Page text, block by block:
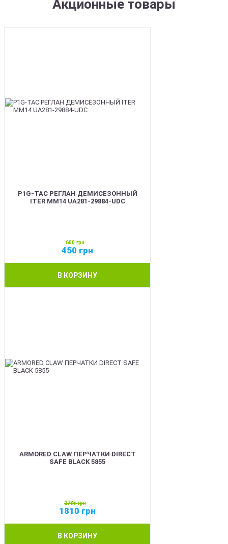
Акционные товары
P1G-TAC РЕГЛАН ДЕМИСЕЗОННЫЙ
ITER ММ14 UA281-29884-UDC
600грн
450 грн
В КОРЗИНУ
ARMORED CLAW ПЕРЧАТКИ DIRECT
SAFE BLACK 5855
2785грн
1810 грн
В КОРЗИНУ